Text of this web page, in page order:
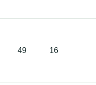
49 16